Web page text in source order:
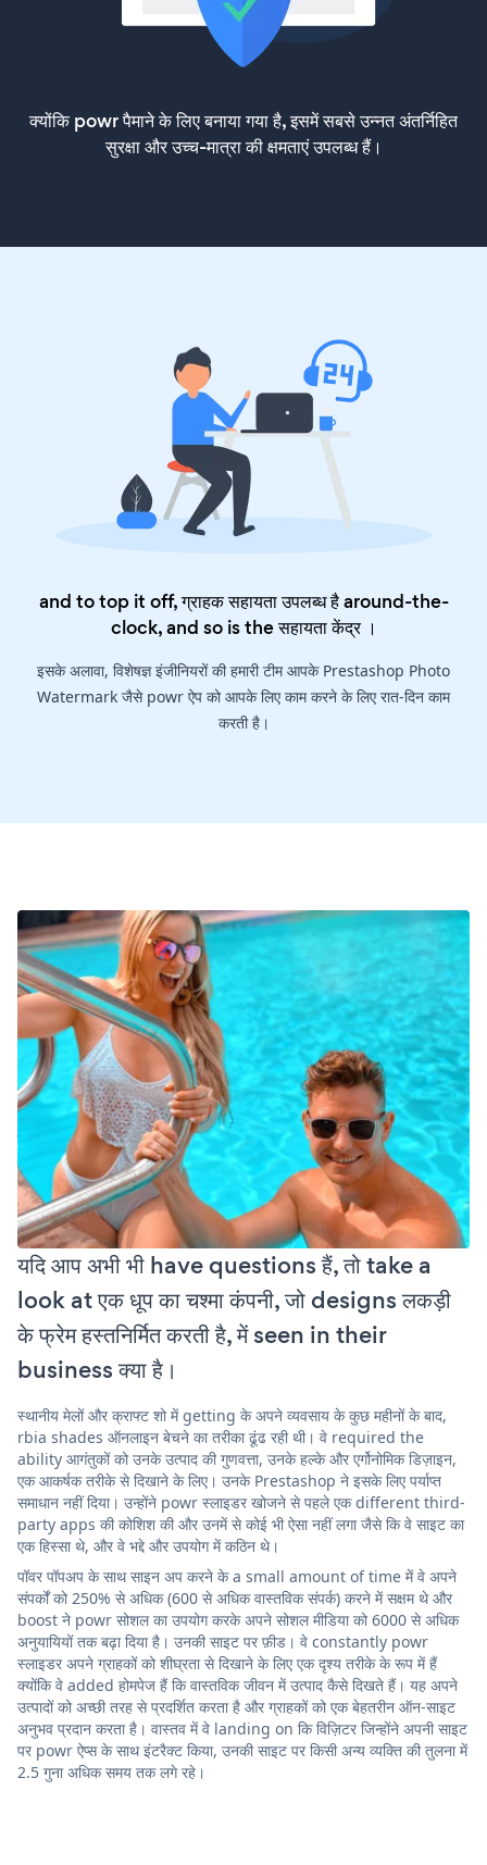
क्योंकि powr पैमाने के लिए बनाया गया है, इसमें सबसे उन्नत अंतर्निहित
सुरक्षा और उच्च-मात्रा की क्षमताएं उपलब्ध हैं।
and to top it off, ग्राहक सहायता उपलब्ध है around-the-
clock, and so is theसहायता केंद्र।
इसके अलावा, विशेषज्ञ इंजीनियरों की हमारी टीम आपके Prestashop Photo
Watermark जैसे powr ऐप को आपके लिए काम करने के लिए रात-दिन काम
करती है।
यदि आप अभी भी have questions हैं, तो take a
look at एक धूप का चश्मा कंपनी, जो designs लकड़ी
के फ्रेम हस्तनिर्मित करती है, में seen in their
business क्या है।
स्थानीय मेलों और क्राफ्ट शो में getting के अपने व्यवसाय के कुछ महीनों के बाद,
rbia shades ऑनलाइन बेचने का तरीका ढूंढ रही थी। वे required the
ability आगंतुकों को उनके उत्पाद की गुणवत्ता, उनके हल्के और एर्गोनोमिक डिज़ाइन,
एक आकर्षक तरीके से दिखाने के लिए। उनके Prestashop ने इसके लिए पर्याप्त
समाधान नहीं दिया। उन्होंने powr स्लाइडर खोजने से पहले एक different third-
party apps की कोशिश की और उनमें से कोई भी ऐसा नहीं लगा जैसे कि वे साइट का
एक हिस्सा थे, और वे भद्दे और उपयोग में कठिन थे।
पॉवर पॉपअप के साथ साइन अप करने के a small amount of time में वे अपने
संपर्कों को 250% से अधिक (600 से अधिक वास्तविक संपर्क) करने में सक्षम थे और
boost ने powr सोशल का उपयोग करके अपने सोशल मीडिया को 6000 से अधिक
अनुयायियों तक बढ़ा दिया है। उनकी साइट पर फ़ीड। वे constantly powr
स्लाइडर अपने ग्राहकों को शीघ्रता से दिखाने के लिए एक दृश्य तरीके के रूप में हैं
क्योंकि वे added होमपेज हैं कि वास्तविक जीवन में उत्पाद कैसे दिखते हैं। यह अपने
उत्पादों को अच्छी तरह से प्रदर्शित करता है और ग्राहकों को एक बेहतरीन ऑन-साइट
अनुभव प्रदान करता है। वास्तव में वे landing on कि विज़िटर जिन्होंने अपनी साइट
पर powr ऐप्स के साथ इंटरैक्ट किया, उनकी साइट पर किसी अन्य व्यक्ति की तुलना में
2.5 गुना अधिक समय तक लगे रहे।